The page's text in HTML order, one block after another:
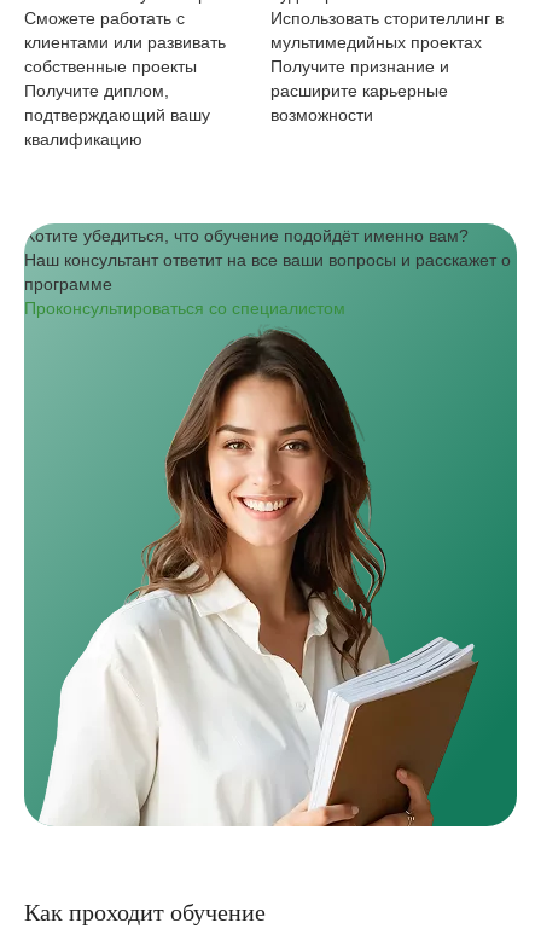
Сможете работать с
клиентами или развивать
собственные проекты
Получите диплом,
подтверждающий вашу
квалификацию
Использовать сторителлинг в
мультимедийных проектах
Получите признание и
расширите карьерные
возможности
Хотите убедиться, что обучение подойдёт именно вам?
Наш консультант ответит на все ваши вопросы и расскажет о
программе
Проконсультироваться со специалистом
Как проходит обучение